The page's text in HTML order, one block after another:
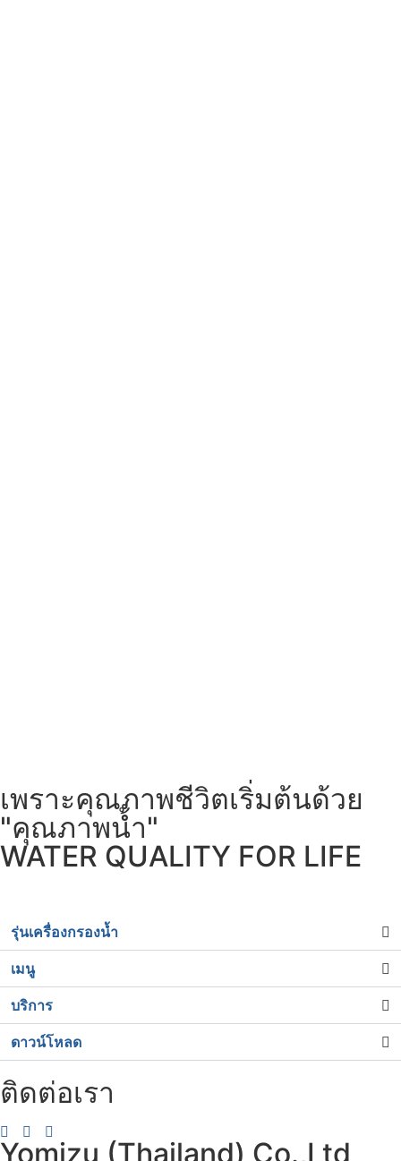
เพราะคุณภาพชีวิตเริ่มต้นด้วย
"คุณภาพน้ำ"
WATER QUALITY FOR LIFE
รุ่นเครื่องกรองน้ำ
เมนู
บริการ
ดาวน์โหลด
ติดต่อเรา
Yomizu (Thailand) Co.,Ltd